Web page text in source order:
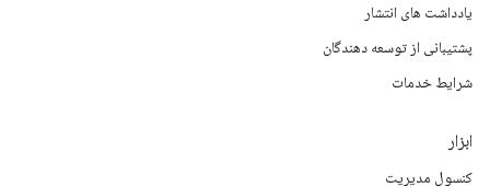
یادداشت های انتشار
پشتیبانی از توسعه دهندگان
شرایط خدمات
ابزار
کنسول مدیریت